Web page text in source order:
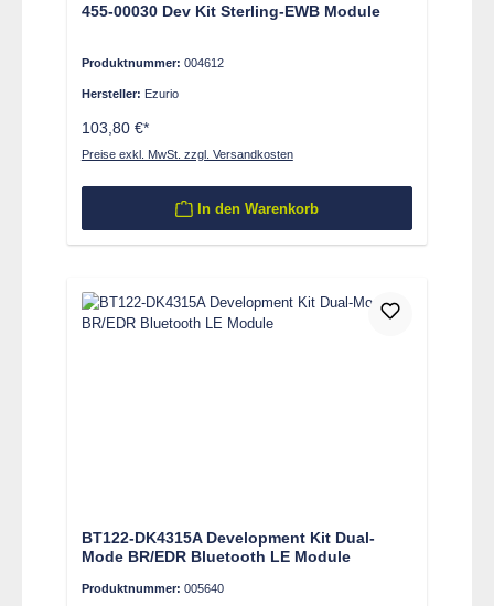
455-00030 Dev Kit Sterling-EWB Module
Produktnummer: 004612
Hersteller: Ezurio
103,80 €*
Preise exkl. MwSt. zzgl. Versandkosten
In den Warenkorb
BT122-DK4315A Development Kit Dual-
Mode BR/EDR Bluetooth LE Module
Produktnummer: 005640